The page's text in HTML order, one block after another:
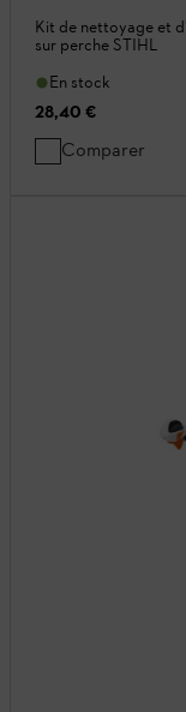
Kit de nettoyage et
sur perche STIHL
En stock
28,40 €
Comparer